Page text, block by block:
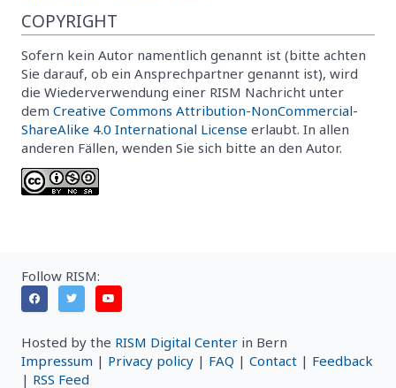
COPYRIGHT
Sofern kein Autor namentlich genannt ist (bitte achten
Sie darauf, ob ein Ansprechpartner genannt ist), wird
die Wiederverwendung einer RISM Nachricht unter
dem Creative Commons Attribution-NonCommercial-
ShareAlike 4.0 International License erlaubt. In allen
anderen Fällen, wenden Sie sich bitte an den Autor.
Follow RISM:
Hosted by the RISM Digital Center in Bern
Impressum | Privacy policy | FAQ | Contact | Feedback
| RSS Feed